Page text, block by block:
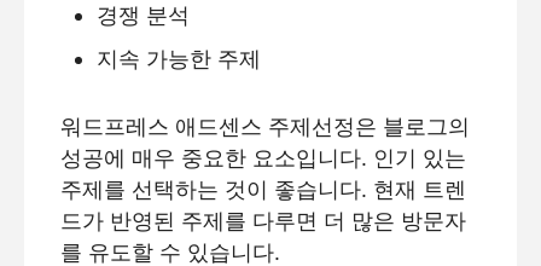
경쟁 분석
지속 가능한 주제
워드프레스 애드센스 주제선정은 블로그의
성공에 매우 중요한 요소입니다. 인기 있는
주제를 선택하는 것이 좋습니다. 현재 트렌
드가 반영된 주제를 다루면 더 많은 방문자
를 유도할 수 있습니다.